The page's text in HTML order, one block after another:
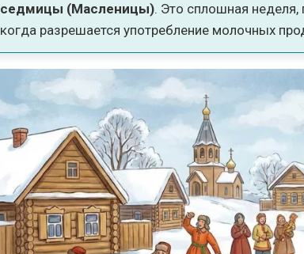
седмицы (Масленицы). Это сплошная
когда разрешается употребление молочных